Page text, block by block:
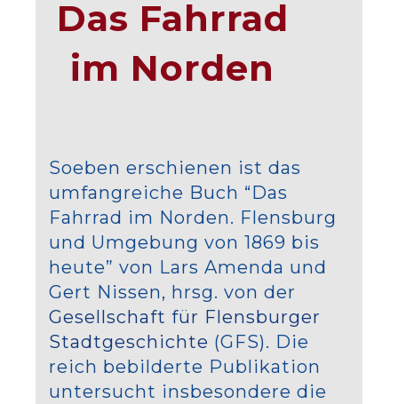
Das Fahrrad
im Norden
Soeben erschienen ist das
umfangreiche Buch “Das
Fahrrad im Norden. Flensburg
und Umgebung von 1869 bis
heute” von Lars Amenda und
Gert Nissen, hrsg. von der
Gesellschaft für Flensburger
Stadtgeschichte (GFS). Die
reich bebilderte Publikation
untersucht insbesondere die